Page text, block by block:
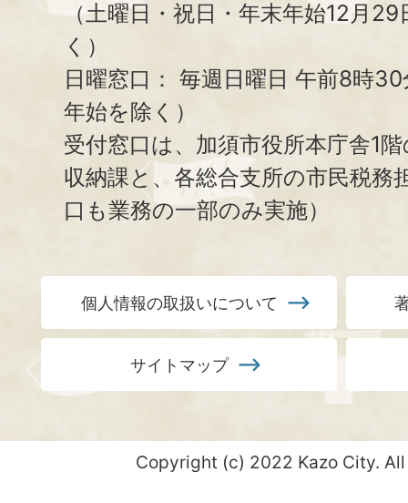
（土曜日・祝日・年末年始12月
く）
日曜窓口： 毎週日曜日 午前8時
年始を除く）
受付窓口は、加須市役所本庁舎1
収納課と、 各総合支所の市民税務
口も業務の一部のみ実施）
個人情報の取扱いについて
サイトマップ
Copyright (c) 2022 Kazo City.